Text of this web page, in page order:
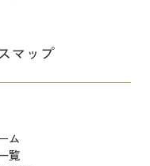
マップ
ム
覧